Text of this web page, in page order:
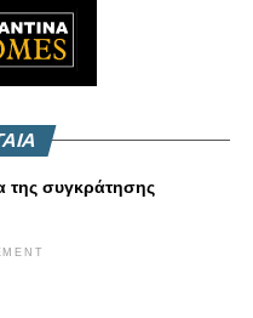
της συγκράτησης